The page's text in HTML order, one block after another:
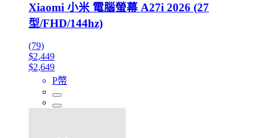
Xiaomi 小米 電腦螢幕 A27i 2026 (27
型/FHD/144hz)
(79)
$2,449
$2,649
P幣